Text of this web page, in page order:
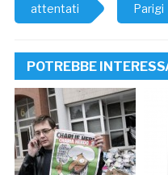
attentati Parigi
POTREBBE